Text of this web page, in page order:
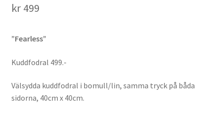
kr499
”Fearless”
Kuddfodral 499.-
Välsydda kuddfodral i bomull/lin, samma tryck på båda
sidorna, 40cm x 40cm.